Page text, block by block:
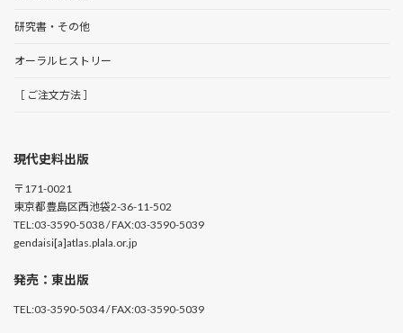
研究書・その他
オーラルヒストリー
［ ご注文方法 ］
現代史料出版
〒171-0021
東京都豊島区西池袋2-36-11-502
TEL:03-3590-5038 / FAX:03-3590-5039
gendaisi[a]atlas.plala.or.jp
発売：東出版
TEL:03-3590-5034 / FAX:03-3590-5039